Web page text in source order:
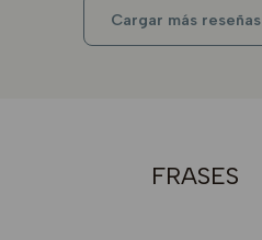
Cargar más reseñas
FRASES